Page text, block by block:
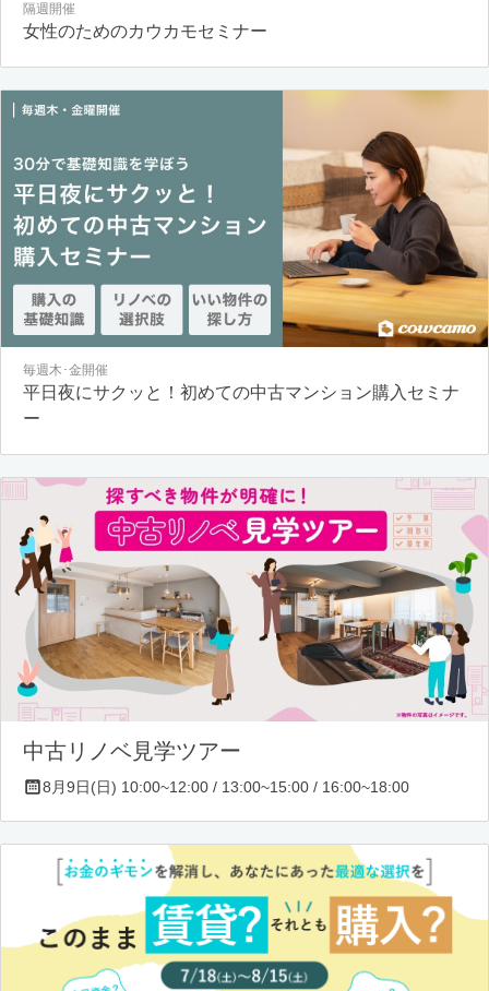
隔週開催
女性のためのカウカモセミナー
毎週木･金開催
平日夜にサクッと！初めての中古マンション購入セミナ
ー
中古リノベ見学ツアー
8月9日(日) 10:00~12:00 / 13:00~15:00 / 16:00~18:00